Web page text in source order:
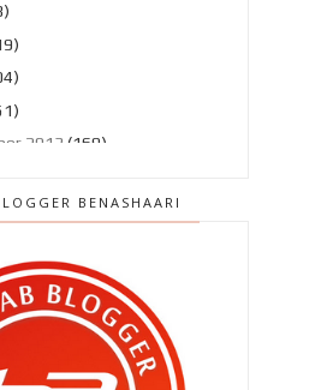
2013 (169)
2013 (160)
(182)
(220)
(186)
BENASHAARI